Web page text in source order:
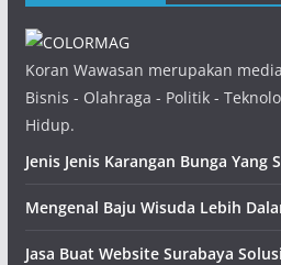
Koran Wawasan merupakan
Bisnis - Olahraga - Politik -
Hidup.
Jenis Jenis Karangan Bunga Yang
Mengenal Baju Wisuda Lebih
Jasa Buat Website Surabaya